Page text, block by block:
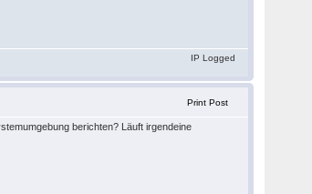
IP Logged
Print Post
berichten? Läuft irgendeine